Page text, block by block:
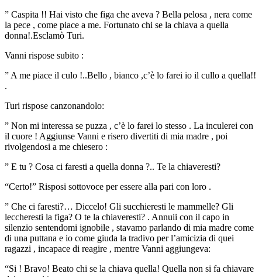
” Caspita !! Hai visto che figa che aveva ? Bella pelosa , nera come
la pece , come piace a me. Fortunato chi se la chiava a quella
donna!.Esclamò Turi.
Vanni rispose subito :
” A me piace il culo !..Bello , bianco ,c’è lo farei io il cullo a quella!!
.
Turi rispose canzonandolo:
” Non mi interessa se puzza , c’è lo farei lo stesso . La inculerei con
il cuore ! Aggiunse Vanni e risero divertiti di mia madre , poi
rivolgendosi a me chiesero :
” E tu ? Cosa ci faresti a quella donna ?.. Te la chiaveresti?
“Certo!” Risposi sottovoce per essere alla pari con loro .
” Che ci faresti?… Diccelo! Gli succhieresti le mammelle? Gli
leccheresti la figa? O te la chiaveresti? . Annuii con il capo in
silenzio sentendomi ignobile , stavamo parlando di mia madre come
di una puttana e io come giuda la tradivo per l’amicizia di quei
ragazzi , incapace di reagire , mentre Vanni aggiungeva:
“Si ! Bravo! Beato chi se la chiava quella! Quella non si fa chiavare